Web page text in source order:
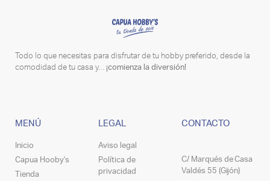
Todo lo que necesitas para disfrutar de tu hobby preferido, desde la
comodidad de tu casa y… ¡comienza la diversión!
MENÚ
Inicio
Capua Hooby's
Tienda
LEGAL
Aviso legal
Política de
privacidad
CONTACTO
C/ Marqués de Casa
Valdés 55 (Gijón)